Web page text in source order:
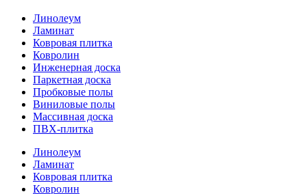
Линолеум
Ламинат
Ковровая плитка
Ковролин
Инженерная доска
Паркетная доска
Пробковые полы
Виниловые полы
Массивная доска
ПВХ-плитка
Линолеум
Ламинат
Ковровая плитка
Ковролин